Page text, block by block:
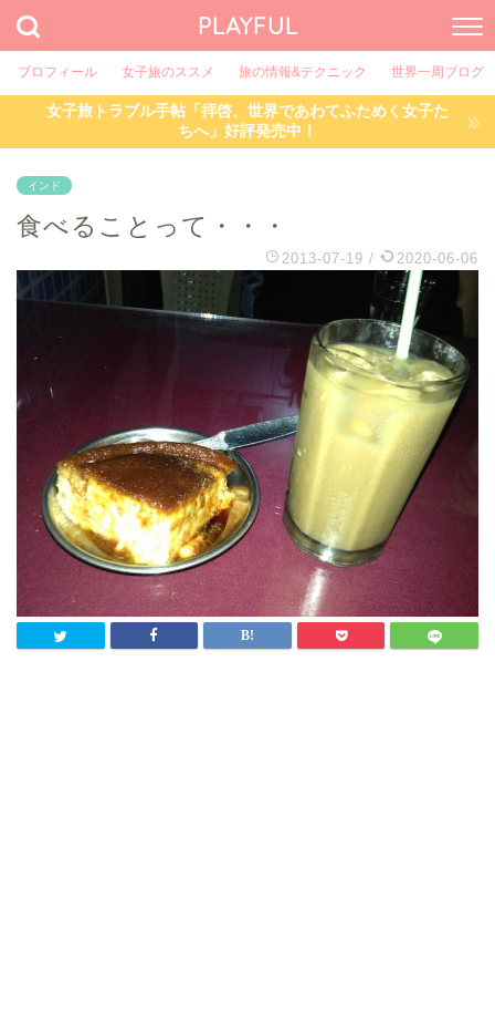
PLAYFUL
プロフィール 女子旅のススメ 旅の情報&テクニック 世界一周ブログ
女子旅トラブル手帖「拝啓、世界であわてふためく女子た
ちへ」好評発売中！
インド
食べることって・・・
2013-07-19 / 2020-06-06